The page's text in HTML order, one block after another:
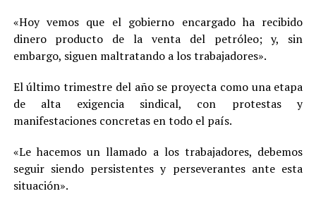
«Hoy vemos que el gobierno encargado ha recibido
dinero producto de la venta del petróleo; y, sin
embargo, siguen maltratando a los trabajadores».
El último trimestre del año se proyecta como una etapa
de alta exigencia sindical, con protestas y
manifestaciones concretas en todo el país.
«Le hacemos un llamado a los trabajadores, debemos
seguir siendo persistentes y perseverantes ante esta
situación».